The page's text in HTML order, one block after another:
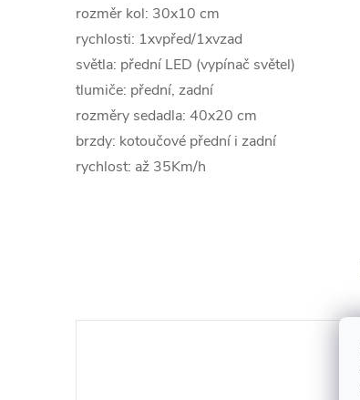
rozměr kol: 30x10 cm
rychlosti: 1xvpřed/1xvzad
světla: přední LED (vypínač světel)
tlumiče: přední, zadní
rozměry sedadla: 40x20 cm
brzdy: kotoučové přední i zadní
rychlost: až 35Km/h